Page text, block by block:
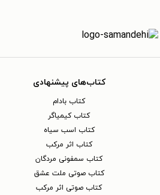
کتاب‌های پیشنهادی
کتاب بادام
کتاب کیمیاگر
کتاب اسب سیاه
کتاب اثر مرکب
کتاب سمفونی مردگان
کتاب صوتی ملت عشق
کتاب صوتی اثر مرکب